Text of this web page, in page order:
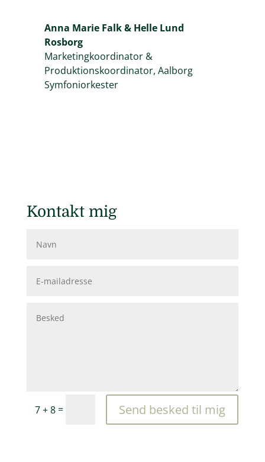
Anna Marie Falk & Helle Lund
Rosborg
Marketingkoordinator &
Produktionskoordinator, Aalborg
Symfoniorkester
Kontakt mig
7 + 8= Send besked til mig